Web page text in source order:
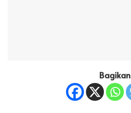
Bagikan